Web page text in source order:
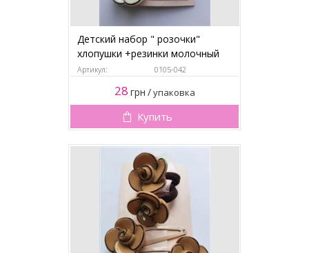
Детский набор " розочки"
хлопушки +резинки молочный
Артикул: 0105-042
28 грн /упаковка
Купить